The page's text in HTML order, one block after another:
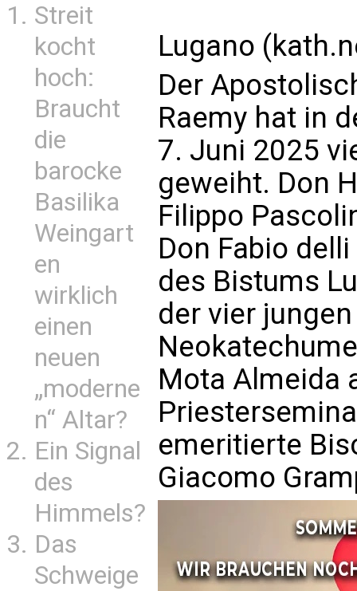
Streit
kocht
hoch:
Braucht
die
barocke
Basilika
Weingart
en
wirklich
einen
neuen
„moderne
n“ Altar?
Ein Signal
des
Himmels?
Das
Schweige
Lugano
Der
Raemy hat in
7. Juni 2025
geweiht. Don
Filippo
Don Fabio
des Bistums
der vier
Mota Almeida
emeritierte
Giacomo